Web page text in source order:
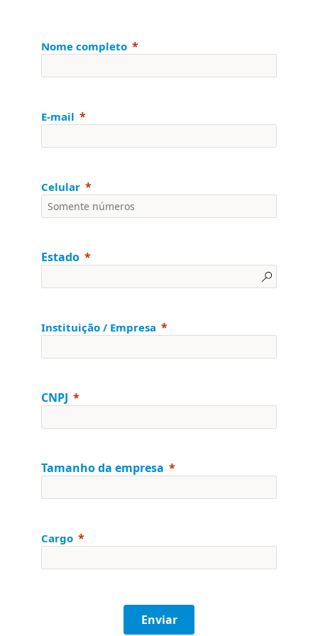
Nome completo
E-mail
Celular
Estado
Instituição / Empresa
CNPJ
Tamanho da empresa
Cargo
Enviar